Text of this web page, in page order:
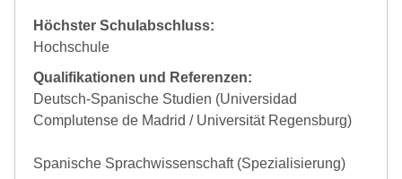
Höchster Schulabschluss:
Hochschule
Qualifikationen und Referenzen:
Deutsch-Spanische Studien (Universidad
Complutense de Madrid / Universität Regensburg)
Spanische Sprachwissenschaft (Spezialisierung)